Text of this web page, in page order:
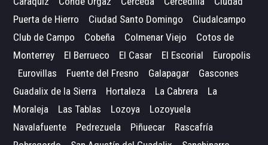
Puerta de Hierro
Ciudad Santo Domingo
Ciudalcampo
Club de Campo
Cobeña Colmenar Viejo
Cotos de
Monterrey
El Berrueco El Casar El Escorial
Europolis
Eurovillas
Fuente del Fresno Galapagar
Gascones
Guadalix de la Sierra
Hortaleza La Cabrera
La
Moraleja
Las Tablas Lozoya
Lozoyuela
Navalafuente
Pedrezuela Piñuecar
Rascafría